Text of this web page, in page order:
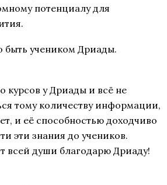
потенциалу для
быть учеником Дриады.
курсов у Дриады и всё не
тому количеству информации,
и её способностью доходчиво
эти знания до учеников.
всей души благодарю Дриаду!